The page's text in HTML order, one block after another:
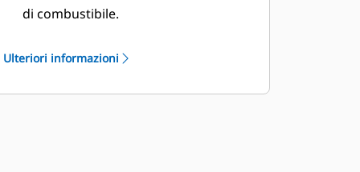
di combustibile.
antiversamento del braccio di tiro
cassone, impedendo che il materiale
Ulteriori informazioni